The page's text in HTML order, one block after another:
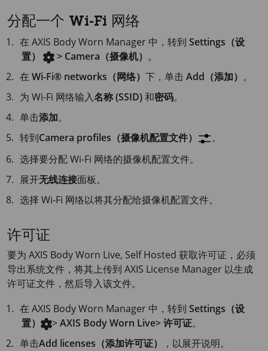
分配一个 Wi-Fi 网络
在AXIS BodyWorn Manager 中，转到Settings（设
置）
> Camera（摄像机） 。
在Wi-Fi® networks（网络）下，单击Add（添加） 。
为 Wi-Fi 网络输入名称 (SSID)和密码。
单击添加。
转到Camera profiles（摄像机配置文件）
。
选择要分配 Wi-Fi 网络的摄像机配置文件。
展开无线连接面板。
选择 Wi-Fi 网络以将其分配给摄像机配置文件。
许可证
要为 AXIS BodyWorn Live, Self Hosted 获取许可证，必须
导出系统文件，将其上传到 AXIS License Manager 以生成
许可证文件，然后导入该文件。
在AXIS BodyWorn Manager 中，转到Settings（设
置）
>AXIS Body Worn Live> 许可证。
单击Add licenses（添加许可证）
，以展开说明。